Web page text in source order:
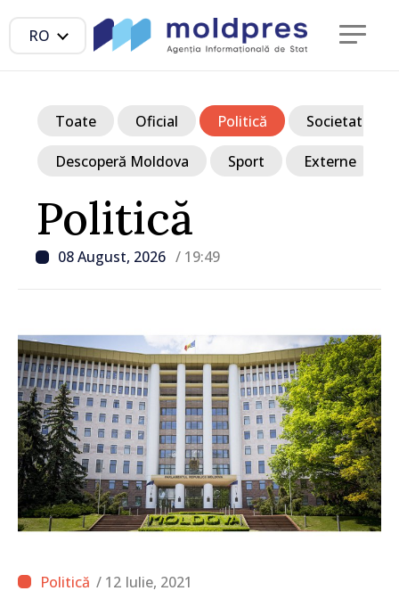
RO
Politică
08 August, 2026 / 19:49
Toate Oficial Politică Societate
Descoperă Moldova Sport Externe
/ 12 Iulie, 2021